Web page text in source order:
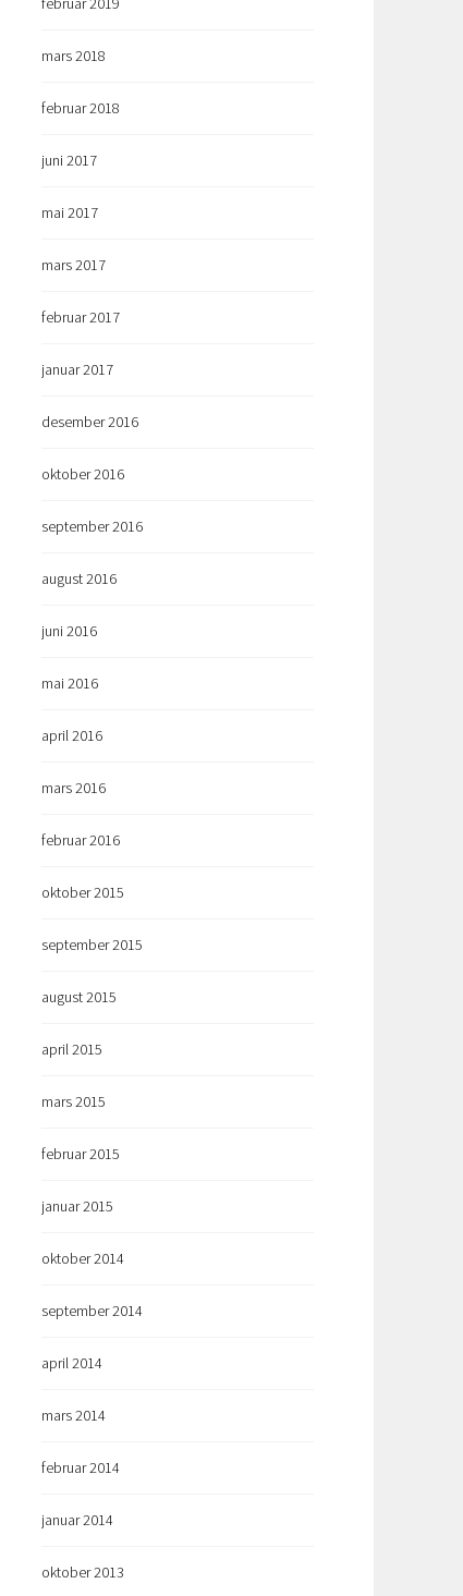
mars 2018
februar 2018
juni 2017
mai 2017
mars 2017
februar 2017
januar 2017
desember 2016
oktober 2016
september 2016
august 2016
juni 2016
mai 2016
april 2016
mars 2016
februar 2016
oktober 2015
september 2015
august 2015
april 2015
mars 2015
februar 2015
januar 2015
oktober 2014
september 2014
april 2014
mars 2014
februar 2014
januar 2014
oktober 2013